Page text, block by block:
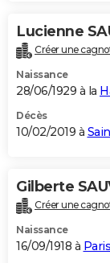
Lucienne
Créer une
Naissance
28/06/1929 à la
Décès
10/02/2019 à
Gilberte
Créer une
Naissance
16/09/1918 à Paris